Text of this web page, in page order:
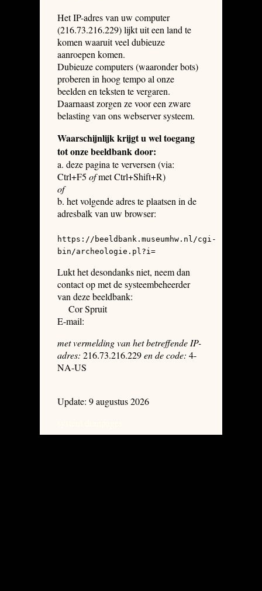
Het IP-adres van uw computer
(216.73.216.229) lijkt uit een land te
komen waaruit veel dubieuze
aanroepen komen.
Dubieuze computers (waaronder bots)
proberen in hoog tempo al onze
beelden en teksten te vergaren.
Daarnaast zorgen ze voor een zware
belasting van ons webserver systeem.
Waarschijnlijk krijgt u wel toegang
tot onze beeldbank door:
a. deze pagina te verversen (via:
Ctrl+F5 ofmet Ctrl+Shift+R)
of
b. het volgende adres te plaatsen in de
adresbalk van uw browser:
https://beeldbank.museumhw.nl/cgi-
bin/archeologie.pl?i=
Lukt het desondanks niet, neem dan
contact op met de systeembeheerder
van deze beeldbank:
Cor Spruit
E-mail:
met vermelding van het betreffende IP-
adres: 216.73.216.229en de code: 4-
NA-US
Update: 9 augustus 2026